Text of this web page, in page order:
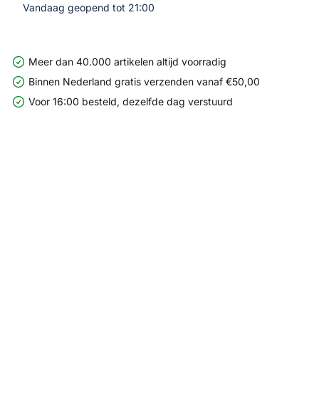
Vandaag geopend tot 21:00
Meer dan 40.000 artikelen altijd voorradig
Binnen Nederland gratis verzenden vanaf €50,00
Voor 16:00 besteld, dezelfde dag verstuurd